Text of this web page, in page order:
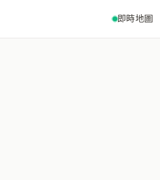
即時地圖